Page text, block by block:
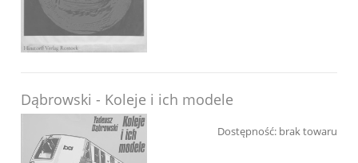
Dąbrowski - Koleje i ich modele
Dostępność: brak towaru